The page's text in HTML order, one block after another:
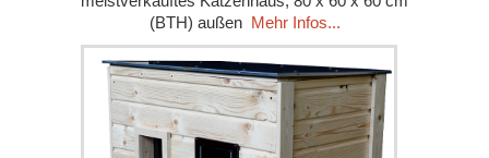
(BTH) außen
Mehr Infos...